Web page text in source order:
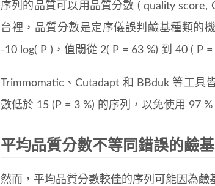
序列的品質可以用品質分數 ( quality
台裡，品質分數是定序儀誤判鹼基種類的
-10 log( P )，值閾從 2( P = 63 %) 到 40 ( P =
Trimmomatic、Cutadapt 和 BBduk 等工具
數低於 15 (P = 3 %) 的序列，以免使用 97
平均品質分數不等同錯誤的鹼
然而，平均品質分數較佳的序列可能因為